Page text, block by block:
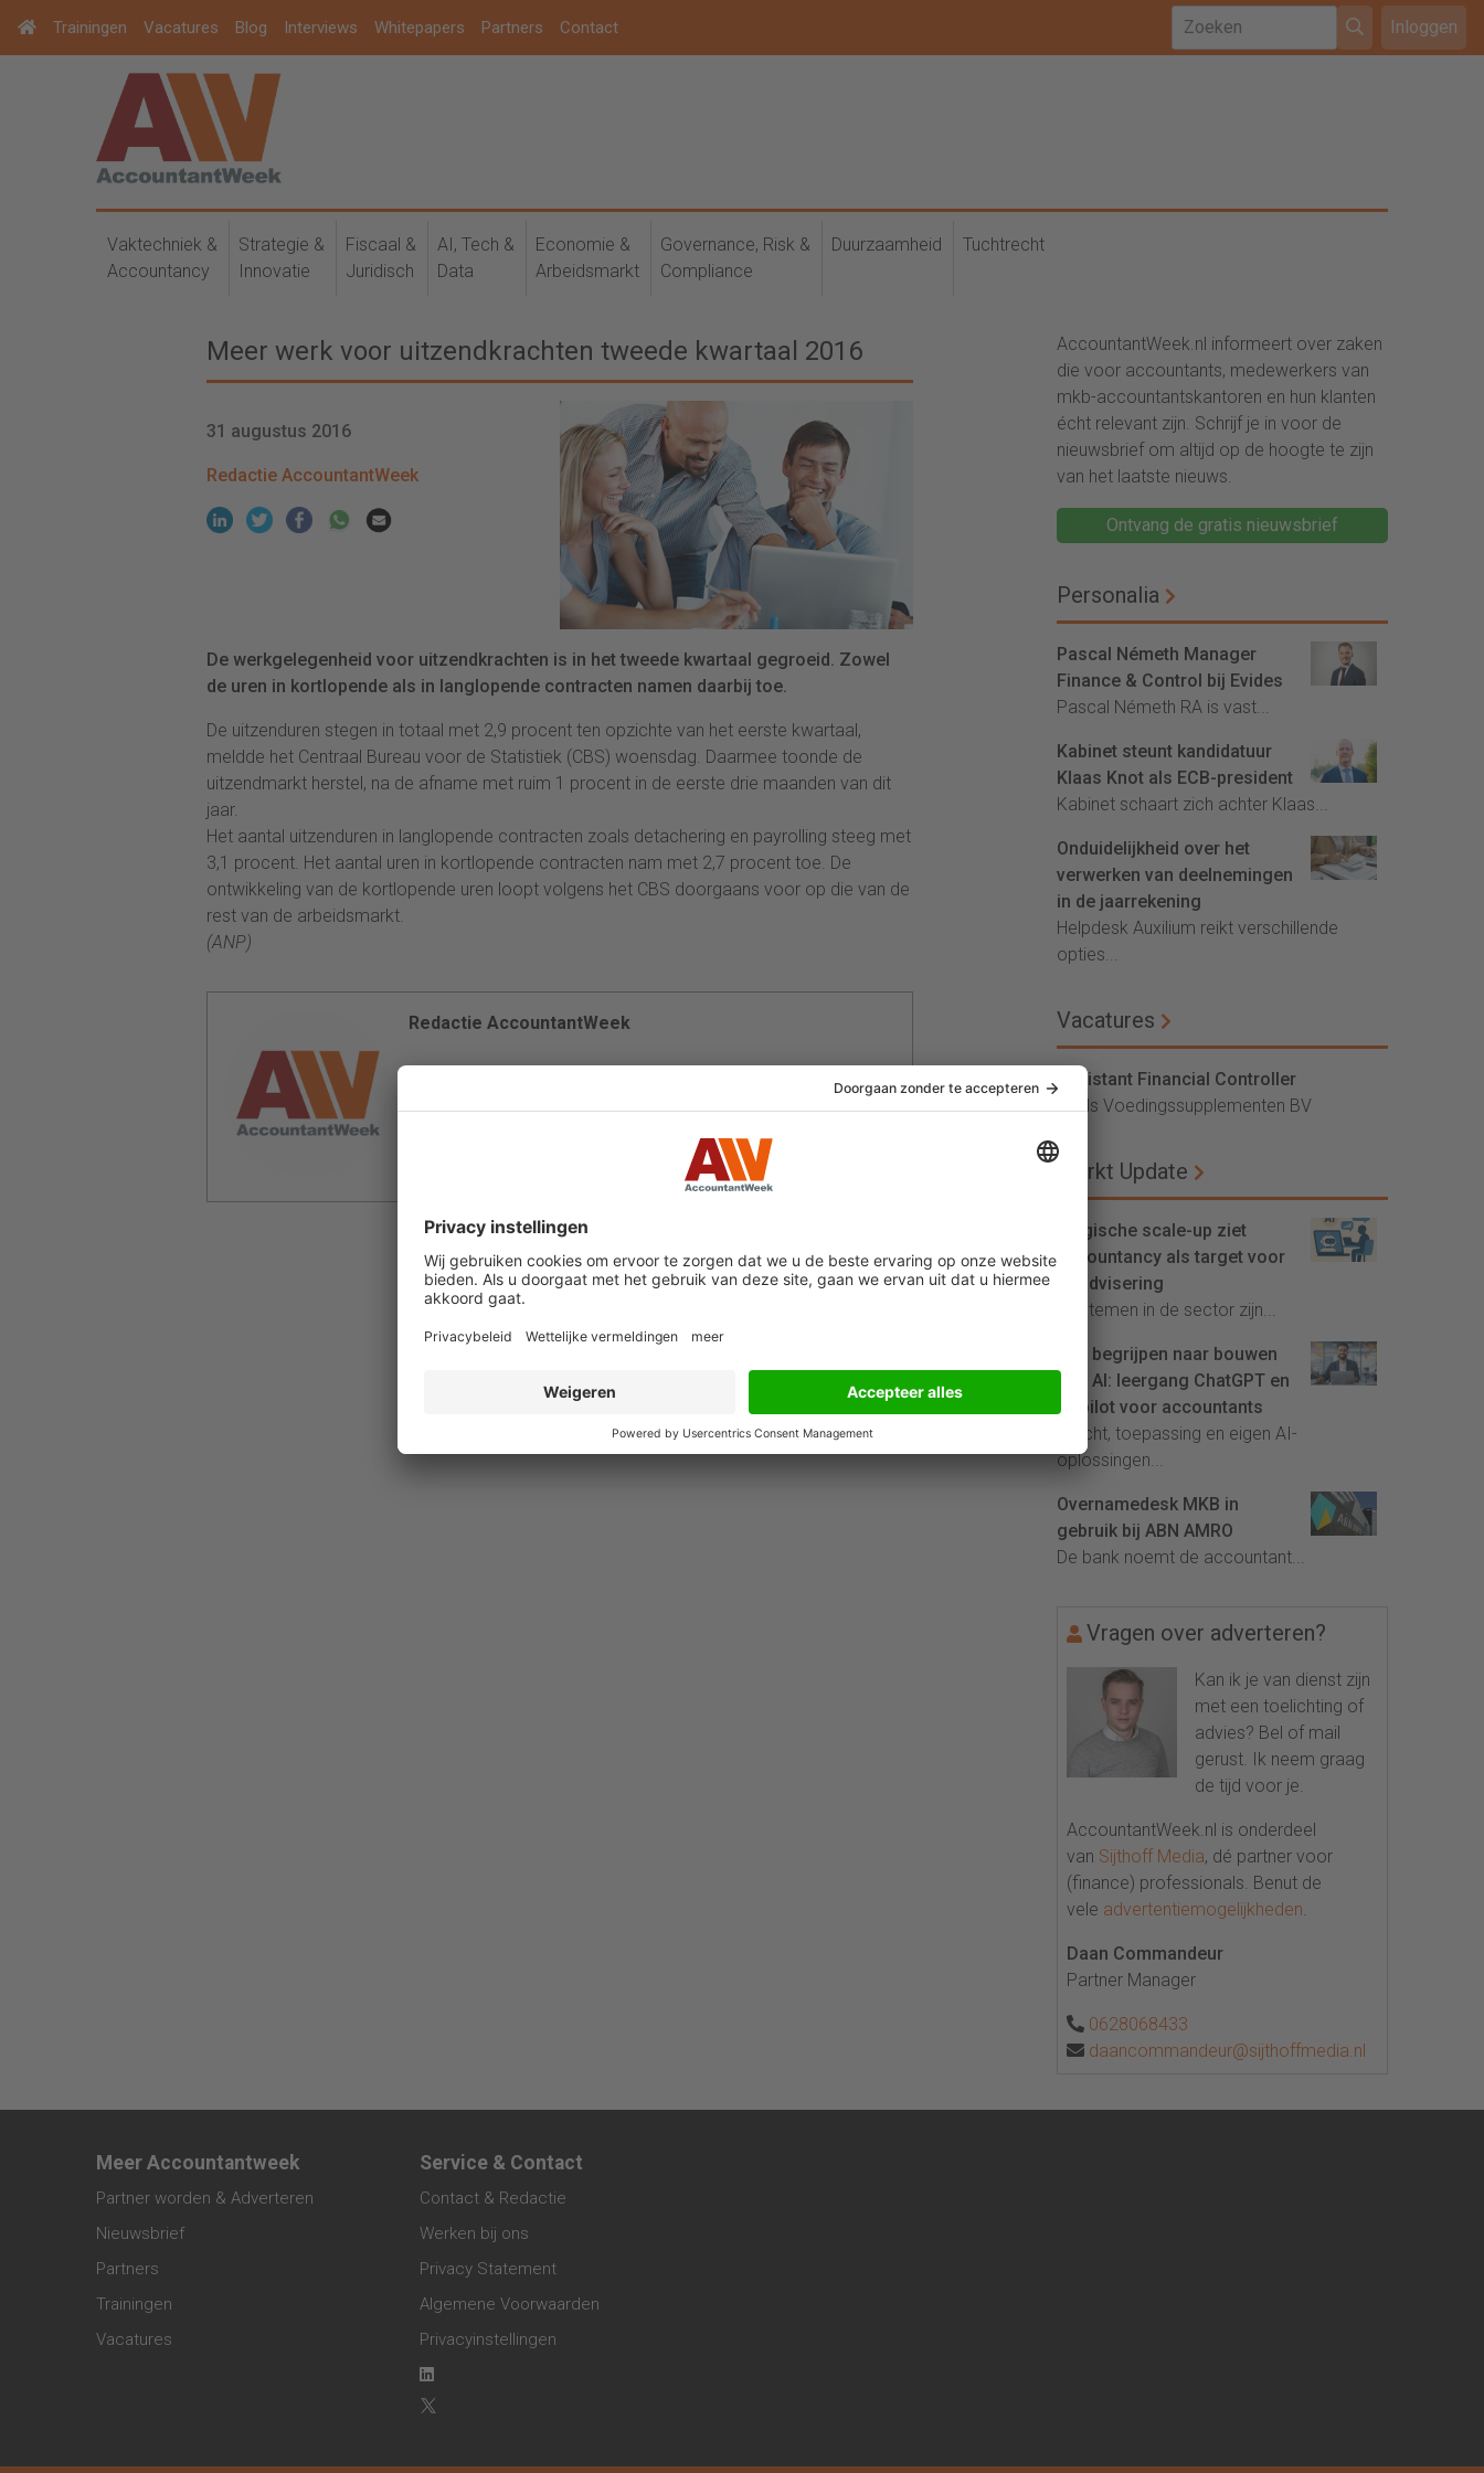
Trainingen Vacatures Blog Interviews Whitepapers Partners Contact Inloggen
Vaktechniek &
Accountancy
Strategie &
Innovatie
Fiscaal &
Juridisch
AI, Tech &
Data
Economie &
Arbeidsmarkt
Governance, Risk &
Compliance
Duurzaamheid Tuchtrecht
Meer werk voor uitzendkrachten tweede kwartaal 2016
31 augustus 2016
Redactie AccountantWeek
De werkgelegenheid voor uitzendkrachten is in het tweede kwartaal gegroeid. Zowel
de uren in kortlopende als in langlopende contracten namen daarbij toe.
De uitzenduren stegen in totaal met 2,9 procent ten opzichte van het eerste kwartaal,
meldde het Centraal Bureau voor de Statistiek (CBS) woensdag. Daarmee toonde de
uitzendmarkt herstel, na de afname met ruim 1 procent in de eerste drie maanden van dit
jaar.
Het aantal uitzenduren in langlopende contracten zoals detachering en payrolling steeg met
3,1 procent. Het aantal uren in kortlopende contracten nam met 2,7 procent toe. De
ontwikkeling van de kortlopende uren loopt volgens het CBS doorgaans voor op die van de
rest van de arbeidsmarkt.
(ANP)
Redactie AccountantWeek
AccountantWeek.nl informeert over zaken
die voor accountants, medewerkers van
mkb-accountantskantoren en hun klanten
écht relevant zijn. Schrijf je in voor de
nieuwsbrief om altijd op de hoogte te zijn
van het laatste nieuws.
Ontvang de gratis nieuwsbrief
Personalia
Pascal Németh Manager
Finance & Control bij Evides
Pascal Németh RA is vast...
Kabinet steunt kandidatuur
Klaas Knot als ECB-president
Kabinet schaart zich achter Klaas...
Onduidelijkheid over het
verwerken van deelnemingen
in de jaarrekening
Helpdesk Auxilium reikt verschillende
opties...
Vacatures
Assistant Financial Controller
Vitals Voedingssupplementen BV
Markt Update
Belgische scale-up ziet
accountancy als target voor
AI-advisering
'Systemen in de sector zijn...
Van begrijpen naar bouwen
met AI: leergang ChatGPT en
Copilot voor accountants
Inzicht, toepassing en eigen AI-
oplossingen...
Overnamedesk MKB in
gebruik bij ABN AMRO
De bank noemt de accountant...
Vragen over adverteren?
Kan ik je van dienst zijn
met een toelichting of
advies? Bel of mail
gerust. Ik neem graag
de tijd voor je.
AccountantWeek.nl is onderdeel
van Sijthoff Media, dé partner voor
(finance) professionals. Benut de
vele advertentiemogelijkheden.
Daan Commandeur
Partner Manager
0628068433
daancommandeur@sijthoffmedia.nl
Meer Accountantweek
Partner worden & Adverteren
Nieuwsbrief
Partners
Trainingen
Vacatures
Service & Contact
Contact & Redactie
Werken bij ons
Privacy Statement
Algemene Voorwaarden
Privacyinstellingen